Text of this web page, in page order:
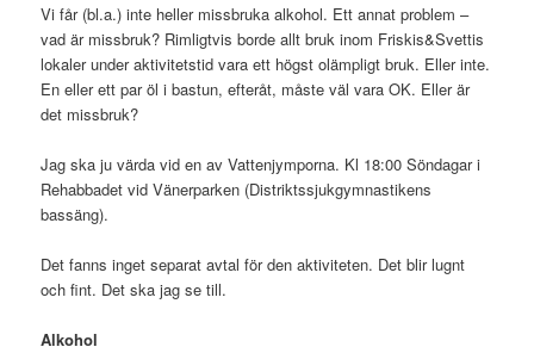
Vi får (bl.a.) inte heller missbruka alkohol. Ett annat problem –
vad är missbruk? Rimligtvis borde allt bruk inom Friskis&Svettis
lokaler under aktivitetstid vara ett högst olämpligt bruk. Eller inte.
En eller ett par öl i bastun, efteråt, måste väl vara OK. Eller är
det missbruk?
Jag ska ju värda vid en av Vattenjymporna. Kl 18:00 Söndagar i
Rehabbadet vid Vänerparken (Distriktssjukgymnastikens
bassäng).
Det fanns inget separat avtal för den aktiviteten. Det blir lugnt
och fint. Det ska jag se till.
Alkohol